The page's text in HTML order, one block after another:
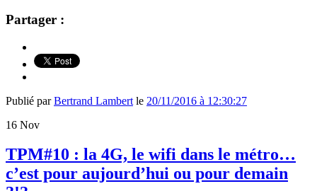
Partager :
Publié parBertrand Lambert le 20/11/2016 à 12:30:27
16 Nov
TPM#10 : la 4G, le wifi dans le métro…
c’est pour aujourd’hui ou pour demain